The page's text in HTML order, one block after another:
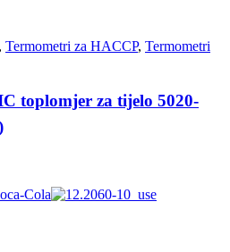
, Termometri za HACCP, Termometri
toplomjer za tijelo 5020-